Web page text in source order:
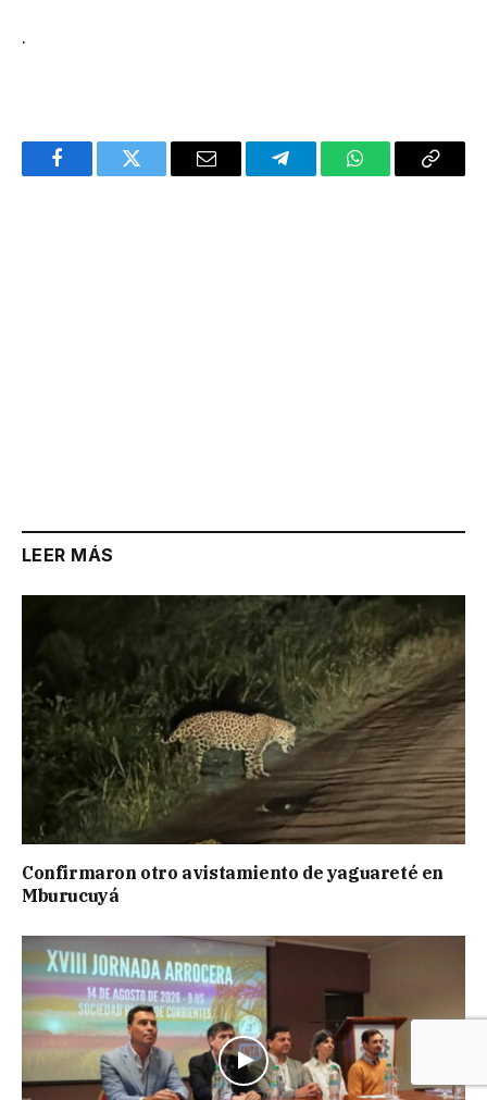
.
FacebookTwitter Email TelegramWhatsAppCopy
LEER MÁS
Confirmaron otro avistamiento de yaguareté en
Mburucuyá